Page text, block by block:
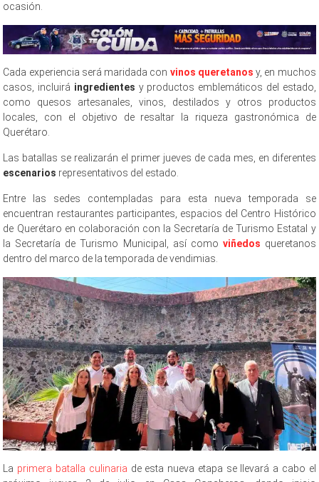
ocasión.
Cada experiencia será maridada con vinos queretanos y, en muchos
casos, incluirá ingredientes y productos emblemáticos del estado,
como quesos artesanales, vinos, destilados y otros productos
locales, con el objetivo de resaltar la riqueza gastronómica de
Querétaro.
Las batallas se realizarán el primer jueves de cada mes, en diferentes
escenarios representativos del estado.
Entre las sedes contempladas para esta nueva temporada se
encuentran restaurantes participantes, espacios del Centro Histórico
de Querétaro en colaboración con la Secretaría de Turismo Estatal y
la Secretaría de Turismo Municipal, así como viñedos queretanos
dentro del marco de la temporada de vendimias.
La primera batalla culinaria de esta nueva etapa se llevará a cabo el